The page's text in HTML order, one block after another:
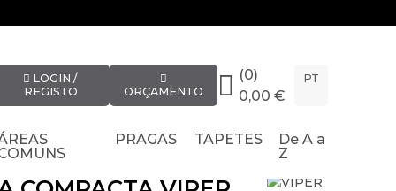
LOGIN /
REGISTO
ORÇAMENTO
(0)
0,00 €
PT
PRAGAS TAPETES
De A a
Z